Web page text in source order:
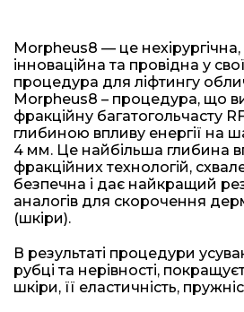
Morpheus8 — це
інноваційна та провідна у
процедура для ліфтингу
Morpheus8 – процедура, що
фракційну багатогольчасту
глибиною впливу енергії на
4 мм. Це найбільша глибина
фракційних технологій,
безпечна і дає найкращий
аналогів для скорочення
(шкіри).
В результаті процедури
рубці та нерівності,
шкіри, її еластичність,